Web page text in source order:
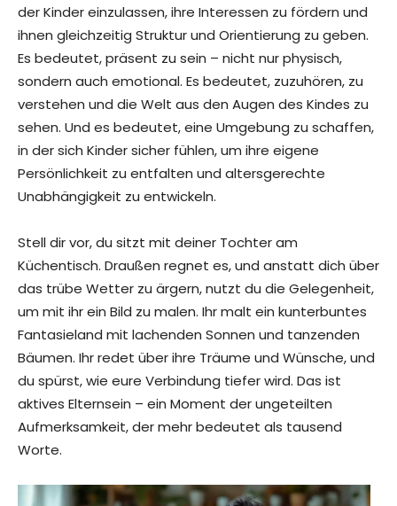
der Kinder einzulassen, ihre Interessen zu fördern und
ihnen gleichzeitig Struktur und Orientierung zu geben.
Es bedeutet, präsent zu sein – nicht nur physisch,
sondern auch emotional. Es bedeutet, zuzuhören, zu
verstehen und die Welt aus den Augen des Kindes zu
sehen. Und es bedeutet, eine Umgebung zu schaffen,
in der sich Kinder sicher fühlen, um ihre eigene
Persönlichkeit zu entfalten und altersgerechte
Unabhängigkeit zu entwickeln.
Stell dir vor, du sitzt mit deiner Tochter am
Küchentisch. Draußen regnet es, und anstatt dich über
das trübe Wetter zu ärgern, nutzt du die Gelegenheit,
um mit ihr ein Bild zu malen. Ihr malt ein kunterbuntes
Fantasieland mit lachenden Sonnen und tanzenden
Bäumen. Ihr redet über ihre Träume und Wünsche, und
du spürst, wie eure Verbindung tiefer wird. Das ist
aktives Elternsein – ein Moment der ungeteilten
Aufmerksamkeit, der mehr bedeutet als tausend
Worte.